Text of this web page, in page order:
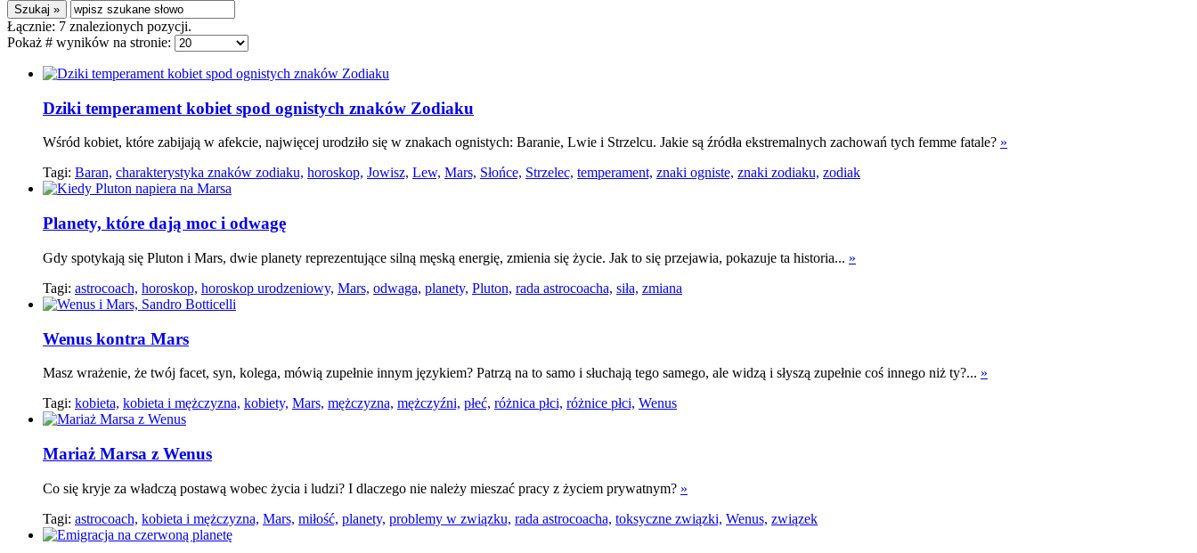
Łącznie: 7 znalezionych pozycji.
Pokaż # wyników na stronie:
Dziki temperament kobiet spod ognistych znaków Zodiaku
Wśród kobiet, które zabijają w afekcie, najwięcej urodziło się w znakach ognistych: Baranie, Lwie i Strzelcu. Jakie są źródła ekstremalnych zachowań tych femme fatale? »
Tagi: Baran, charakterystyka znaków zodiaku, horoskop, Jowisz, Lew, Mars, Słońce, Strzelec, temperament, znaki ogniste, znaki zodiaku, zodiak
Planety, które dają moc i odwagę
Gdy spotykają się Pluton i Mars, dwie planety reprezentujące silną męską energię, zmienia się życie. Jak to się przejawia, pokazuje ta historia... »
Tagi: astrocoach, horoskop, horoskop urodzeniowy, Mars, odwaga, planety, Pluton, rada astrocoacha, siła, zmiana
Wenus kontra Mars
Masz wrażenie, że twój facet, syn, kolega, mówią zupełnie innym językiem? Patrzą na to samo i słuchają tego samego, ale widzą i słyszą zupełnie coś innego niż ty?... »
Tagi: kobieta, kobieta i mężczyzna, kobiety, Mars, mężczyzna, mężczyźni, płeć, różnica płci, różnice płci, Wenus
Mariaż Marsa z Wenus
Co się kryje za władczą postawą wobec życia i ludzi? I dlaczego nie należy mieszać pracy z życiem prywatnym? »
Tagi: astrocoach, kobieta i mężczyzna, Mars, miłość, planety, problemy w związku, rada astrocoacha, toksyczne związki, Wenus, związek